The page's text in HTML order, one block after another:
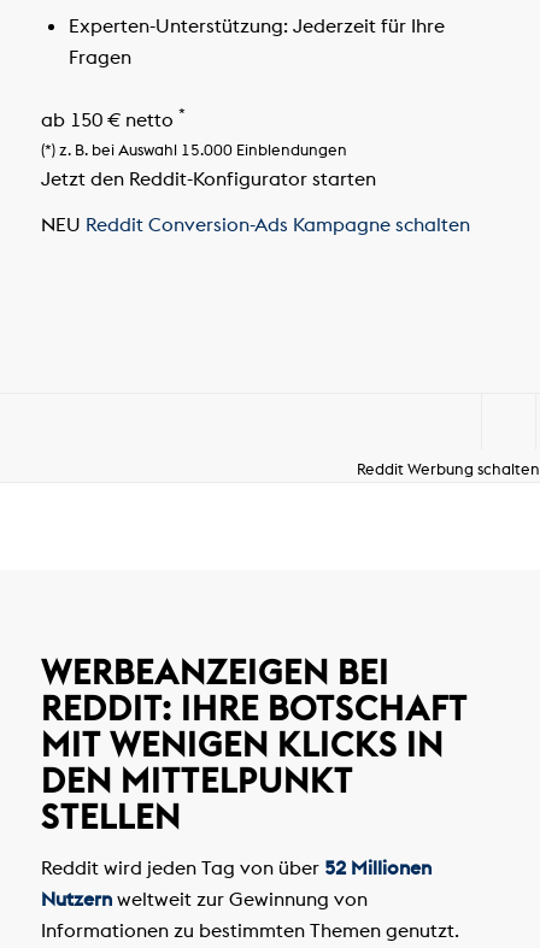
Experten-Unterstützung:Jederzeit für Ihre
Fragen
ab 150 € netto *
(*) z. B. bei Auswahl 15.000 Einblendungen
Jetzt den Reddit-Konfigurator starten
NEU Reddit Conversion-Ads Kampagne schalten
Reddit Werbung schalten
WERBEANZEIGEN BEI
REDDIT: IHRE BOTSCHAFT
MIT WENIGEN KLICKS IN
DEN MITTELPUNKT
STELLEN
Reddit wird jeden Tag von über 52 Millionen
Nutzernweltweit zur Gewinnung von
Informationen zu bestimmten Themen genutzt.